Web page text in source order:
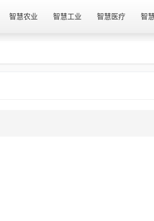
智慧农业 智慧工业 智慧医疗 智